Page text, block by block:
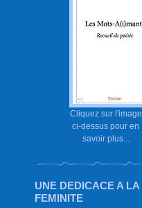
Cliquez sur l'image
ci-dessus pour en
savoir plus...
UNE DEDICACE A LA
FEMINITE